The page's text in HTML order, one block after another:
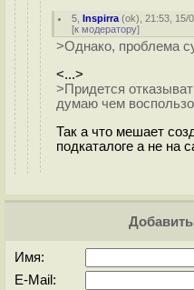
5 ,Inspirra (ok), 21:53, 15/
[к модератору]
>Однако, проблема
<...>
>Придется
думаю чем
Так а что мешает
подкаталоге а не на
Имя:
E-Mail: